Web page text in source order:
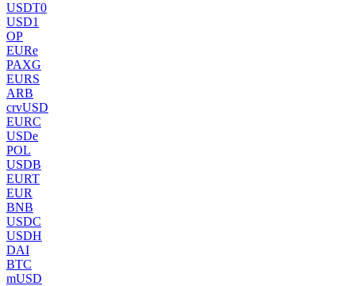
USDT0
USD1
OP
EURe
PAXG
EURS
ARB
crvUSD
EURC
USDe
POL
USDB
EURT
EUR
BNB
USDC
USDH
DAI
BTC
mUSD